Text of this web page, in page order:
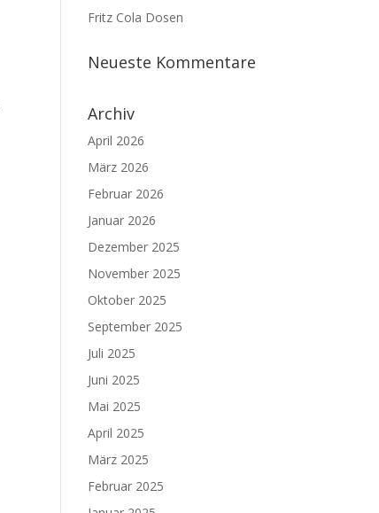
Fritz Cola Dosen
Neueste Kommentare
Archiv
April 2026
März 2026
Februar 2026
Januar 2026
Dezember 2025
November 2025
Oktober 2025
September 2025
Juli 2025
Juni 2025
Mai 2025
April 2025
März 2025
Februar 2025